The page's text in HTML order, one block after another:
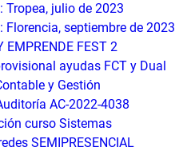
julio de 2023
septiembre de 2023
FEST 2
ayudas FCT y Dual
y Gestión
AC-2022-4038
curso Sistemas
SEMIPRESENCIAL